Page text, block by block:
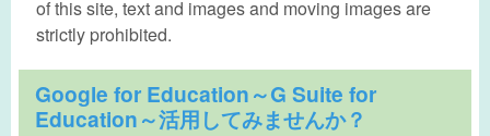
of this site, text and images and moving images are
strictly prohibited.
Google for Education～G Suite for
Education～活用してみませんか？